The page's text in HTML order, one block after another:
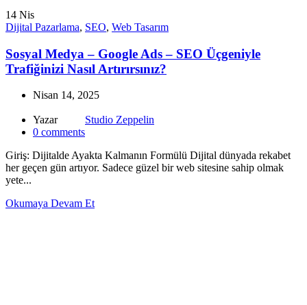
14 Nis
Dijital Pazarlama, SEO, Web Tasarım
Sosyal Medya – Google Ads – SEO Üçgeniyle
Trafiğinizi Nasıl Artırırsınız?
Nisan 14, 2025
Yazar
Studio Zeppelin
0 comments
Giriş: Dijitalde Ayakta Kalmanın Formülü Dijital dünyada rekabet
her geçen gün artıyor. Sadece güzel bir web sitesine sahip olmak
yete...
Okumaya Devam Et